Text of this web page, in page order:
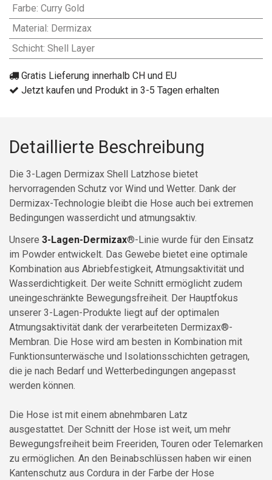
Farbe: Curry Gold
Material : Dermizax
Schicht: Shell Layer
Gratis Lieferung innerhalb CH und EU
Jetzt kaufen und Produkt in 3-5 Tagen erhalten
Detaillierte Beschreibung
Die 3-Lagen Dermizax Shell Latzhose bietet
hervorragenden Schutz vor Wind und Wetter. Dank der
Dermizax-Technologie bleibt die Hose auch bei extremen
Bedingungen wasserdicht und atmungsaktiv.
Unsere 3-Lagen-Dermizax®-Linie wurde für den Einsatz
im Powder entwickelt. Das Gewebe bietet eine optimale
Kombination aus Abriebfestigkeit, Atmungsaktivität und
Wasserdichtigkeit. Der weite Schnitt ermöglicht zudem
uneingeschränkte Bewegungsfreiheit. Der Hauptfokus
unserer 3-Lagen-Produkte liegt auf der optimalen
Atmungsaktivität dank der verarbeiteten Dermizax®-
Membran. Die Hose wird am besten in Kombination mit
Funktionsunterwäsche und Isolationsschichten getragen,
die je nach Bedarf und Wetterbedingungen angepasst
werden können.
Die Hose ist mit einem abnehmbaren Latz
ausgestattet. Der Schnitt der Hose ist weit, um mehr
Bewegungsfreiheit beim Freeriden, Touren oder Telemarken
zu ermöglichen. An den Beinabschlüssen haben wir einen
Kantenschutz aus Cordura in der Farbe der Hose